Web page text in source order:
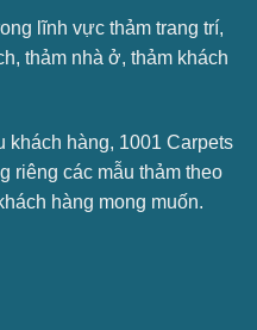
lĩnh vực thảm trang trí,
thảm nhà ở, thảm khách
khách hàng, 1001 Carpets
riêng các mẫu thảm theo
hàng mong muốn.